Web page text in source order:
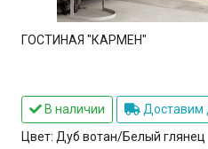
ГОСТИНАЯ "КАРМЕН"
В наличии
Доставим
Цвет: Дуб вотан/Белый глянец